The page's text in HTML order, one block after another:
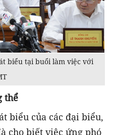
biểu tại buổi làm việc với
thể
biểu của các đại biểu,
cho biết việc ứng phó